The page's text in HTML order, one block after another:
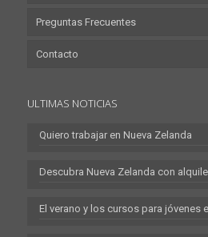
Preguntas Frecuentes
Contacto
ULTIMAS NOTICIAS
Quiero trabajar en Nueva Zelanda
Descubra Nueva Zelanda con
El verano y los cursos para jóvenes